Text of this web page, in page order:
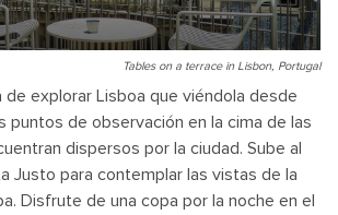
Tables on a terrace in Lisbon, Portugal
explorar Lisboa que viéndola desde
puntos de observación en la cima de las
dispersos por la ciudad. Sube al
Justo para contemplar las vistas de la
Disfrute de una copa por la noche en el